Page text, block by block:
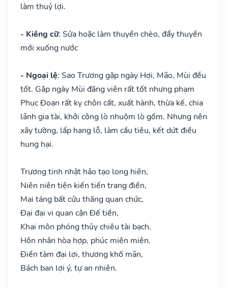
làm thuỷ lợi.
- Kiêng cữ: Sửa hoặc làm thuyền chèo, đẩy thuyền
mới xuống nước
- Ngoại lệ: Sao Trương gặp ngày Hợi, Mão, Mùi đều
tốt. Gặp ngày Mùi đăng viên rất tốt nhưng phạm
Phục Đoạn rất kỵ chôn cất, xuất hành, thừa kế, chia
lãnh gia tài, khởi công lò nhuộm lò gốm. Nhưng nên
xây tường, lấp hang lỗ, làm cầu tiêu, kết dứt điều
hung hại.
Trương tinh nhật hảo tạo long hiên,
Niên niên tiện kiến tiến trang điền,
Mai táng bất cửu thăng quan chức,
Đại đại vi quan cận Đế tiền,
Khai môn phóng thủy chiêu tài bạch,
Hôn nhân hòa hợp, phúc miên miên.
Điền tàm đại lợi, thương khố mãn,
Bách ban lợi ý, tự an nhiên.